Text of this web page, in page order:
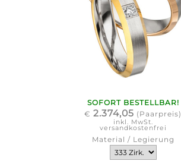
SOFORT BESTELLBAR!
€ 2.374,05 (Paarpreis)
inkl. MwSt.
versandkostenfrei
Material / Legierung